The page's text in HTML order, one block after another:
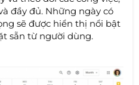
đầy đủ. Những ngày có
sẽ được hiển thị nổi bật
sẵn từ người dùng.